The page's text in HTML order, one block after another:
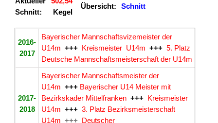
Schnitt:
Kegel
Übersicht: Schnitt
2016-
2017
Bayerischer Mannschaftsvizemeister der
U14m +++ Kreismeister U14m +++ 5. Platz
Deutsche Mannschaftsmeisterschaft der U14m
2017-
2018
Bayerischer Mannschaftsmeister der
U14m +++ Bayerischer U14 Meister mit
Bezirkskader Mittelfranken +++ Kreismeister
U14m +++ 3. Platz Bezirksmeisterschaft
U14m +++ Deutscher